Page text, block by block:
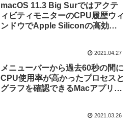
macOS 11.3 Big Surではアクテ
ィビティモニターのCPU履歴ウィ
ンドウでApple Siliconの高効率/
2021.04.27
メニューバーから過去60秒の間に
CPU使用率が高かったプロセスと
グラフを確認できるMacアプリ
2021.03.26